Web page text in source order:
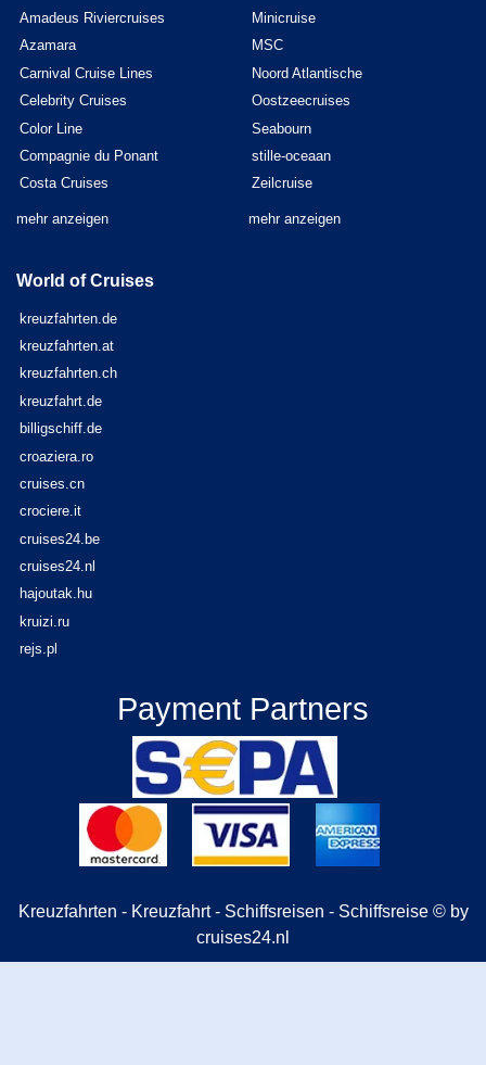
Amadeus Riviercruises
Azamara
Carnival Cruise Lines
Celebrity Cruises
Color Line
Compagnie du Ponant
Costa Cruises
mehr anzeigen
Minicruise
MSC
Noord Atlantische
Oostzeecruises
Seabourn
stille-oceaan
Zeilcruise
mehr anzeigen
World of Cruises
kreuzfahrten.de
kreuzfahrten.at
kreuzfahrten.ch
kreuzfahrt.de
billigschiff.de
croaziera.ro
cruises.cn
crociere.it
cruises24.be
cruises24.nl
hajoutak.hu
kruizi.ru
rejs.pl
Payment Partners
Kreuzfahrten - Kreuzfahrt - Schiffsreisen - Schiffsreise © by
cruises24.nl